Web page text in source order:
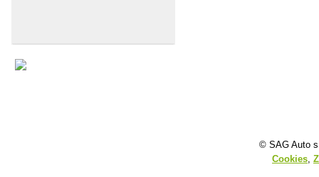
© SAG Auto
Cookies,